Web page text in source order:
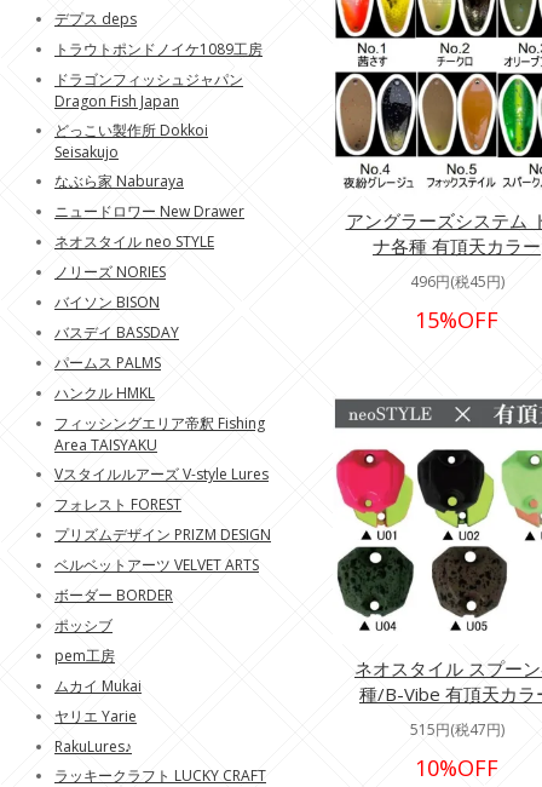
アングラーズシステム
ナ各種 有頂天カラー
496円(税45円)
15%OFF
ネオスタイル スプー
種/B-Vibe 有頂天カラ
515円(税47円)
10%OFF
デプス deps
トラウトポンドノイケ1089工房
ドラゴンフィッシュジャパン
Dragon Fish Japan
どっこい製作所 Dokkoi
Seisakujo
なぶら家 Naburaya
ニュードロワー New Drawer
ネオスタイル neo STYLE
ノリーズ NORIES
バイソン BISON
バスデイ BASSDAY
パームス PALMS
ハンクル HMKL
フィッシングエリア帝釈 Fishing
Area TAISYAKU
Vスタイルルアーズ V-style Lures
フォレスト FOREST
プリズムデザイン PRIZM DESIGN
ベルベットアーツ VELVET ARTS
ボーダー BORDER
ポッシブ
pem工房
ムカイ Mukai
ヤリエ Yarie
RakuLures♪
ラッキークラフト LUCKY CRAFT